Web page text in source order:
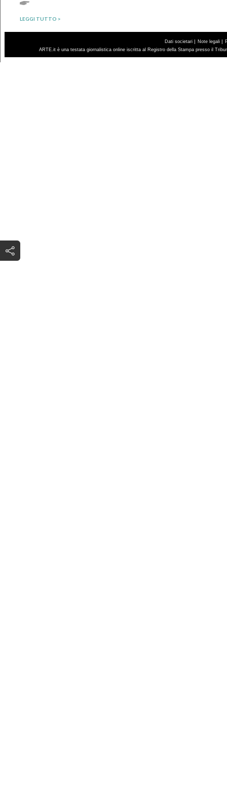
LEGGI TUTTO >
Dati societari | Note legali |
ARTE.it è una testata giornalistica online iscritta al Registro della Stampa presso il